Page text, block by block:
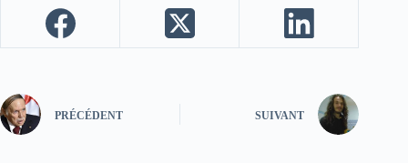
PRÉCÉDENT SUIVANT